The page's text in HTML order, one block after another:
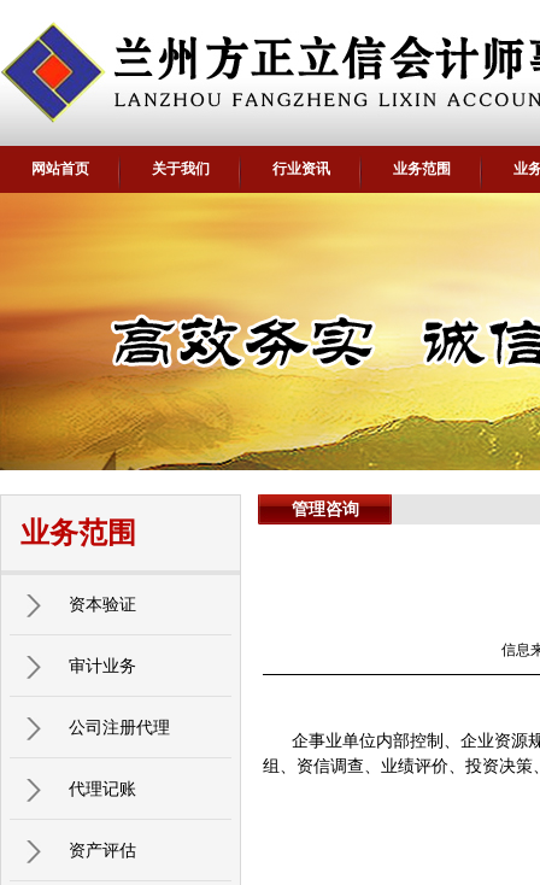
网站首页 关于我们 行业资讯 业务范围 业
业务范围
资本验证
审计业务
公司注册代理
代理记账
资产评估
管理咨询
信息
企事业单位内部控制、企业资源
组、资信调查、业绩评价、投资决